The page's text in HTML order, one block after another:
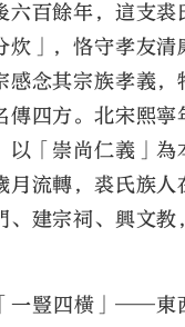
六百餘年，這支裘
炊」，恪守孝友清
感念其宗族孝義，
傳四方。北宋熙寧
以「崇尚仁義」為
月流轉，裘氏族人
、建宗祠、興文教
一豎四橫」——東